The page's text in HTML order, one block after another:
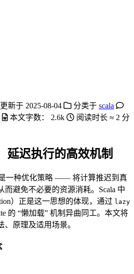
更新于 2025-08-04 分类于 scala
本文字数： 2.6k 阅读时长 ≈ 2 分
延迟执行的高效机制
一种优化策略 —— 将计算推迟到真
而避免不必要的资源消耗。Scala 中
）正是这一思想的体现，通过 lazy
的 “懒加载” 机制异曲同工。本文将
原理及适用场景。